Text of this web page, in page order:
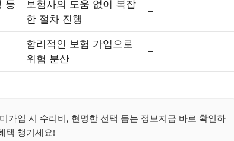
등
보험사의 도움 없이 복잡
한 절차 진행
–
합리적인 보험 가입으로
위험 분산
–
가입 시 수리비, 현명한 선택 돕는 정보지금 바로 확인하
택 챙기세요!